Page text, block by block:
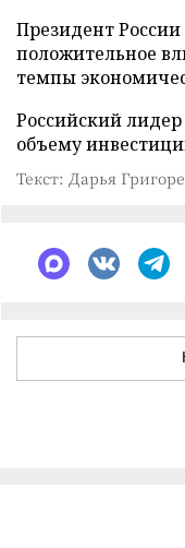
Президент
положительное
темпы
Российский лидер
объему
Текст: Дарья